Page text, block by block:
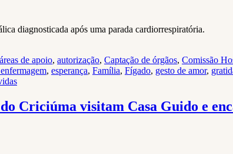
diagnosticada após uma parada cardiorrespiratória.
áreas de apoio, autorização, Captação de órgãos, Comissão
, esperança, Família, Fígado, gesto de amor,
Criciúma visitam Casa Guido e